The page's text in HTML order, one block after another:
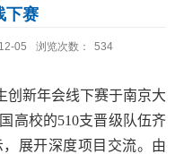
下赛
05 浏览次数： 534
创新年会线下赛于南京大
高校的510支晋级队伍齐
展开深度项目交流。由